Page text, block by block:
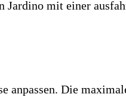
Jardino mit einer
anpassen. Die